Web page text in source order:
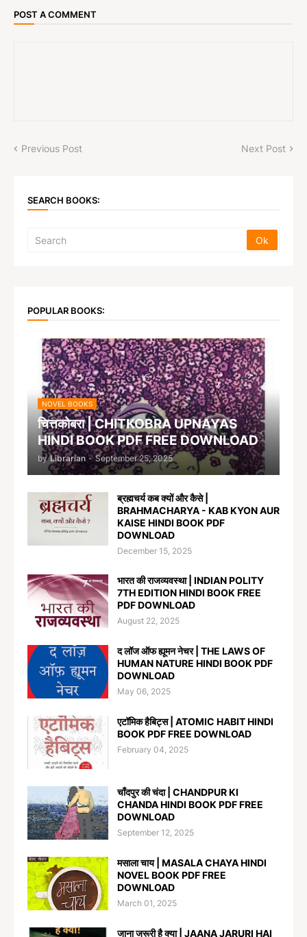
POST A COMMENT
Previous Post Next Post
SEARCH BOOKS:
POPULAR BOOKS:
NOVEL BOOKS
चित्तकोबरा | CHITKOBRA UPNAYAS
HINDI BOOK PDF FREE DOWNLOAD
by Librarian - September 25, 2025
ब्रह्मचर्य कब क्यों और कैसे |
BRAHMACHARYA - KAB KYON AUR
KAISE HINDI BOOK PDF
DOWNLOAD
December 15, 2025
भारत की राजव्यवस्था | INDIAN POLITY
7TH EDITION HINDI BOOK FREE
PDF DOWNLOAD
August 22, 2025
द लॉज ऑफ ह्यूमन नेचर | THE LAWS OF
HUMAN NATURE HINDI BOOK PDF
DOWNLOAD
May 06, 2025
एटॉमिक हैबिट्स | ATOMIC HABIT HINDI
BOOK PDF FREE DOWNLOAD
February 04, 2025
चाँदपुर की चंदा | CHANDPUR KI
CHANDA HINDI BOOK PDF FREE
DOWNLOAD
September 12, 2025
मसाला चाय | MASALA CHAYA HINDI
NOVEL BOOK PDF FREE
DOWNLOAD
March 01, 2025
जाना जरूरी है क्या | JAANA JARURI HAI